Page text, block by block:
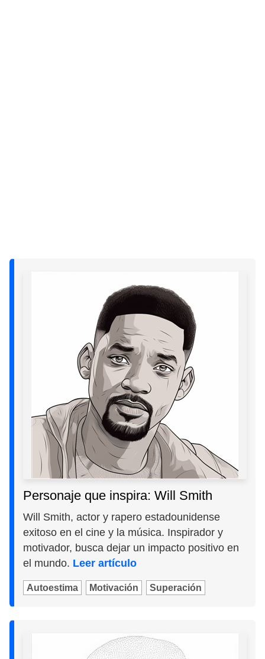
Personaje que inspira: Will Smith
Will Smith, actor y rapero estadounidense
exitoso en el cine y la música. Inspirador y
motivador, busca dejar un impacto positivo en
el mundo. Leer artículo
Autoestima Motivación Superación